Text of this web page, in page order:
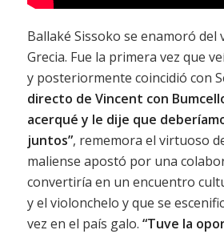
Ballaké Sissoko se enamoró del
Grecia. Fue la primera vez que
y posteriormente coincidió con
directo de Vincent con
acerqué y le dije que
juntos”, rememora el virtuoso
maliense apostó por una
convertiría en un encuentro
y el violonchelo y que se
vez en el país galo. “Tuve la